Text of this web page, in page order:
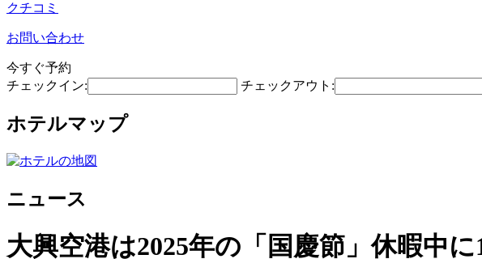
クチコミ
お問い合わせ
今すぐ予約
チェックイン:
チェックアウト:
ホテルマップ
ニュース
大興空港は2025年の「国慶節」休暇中